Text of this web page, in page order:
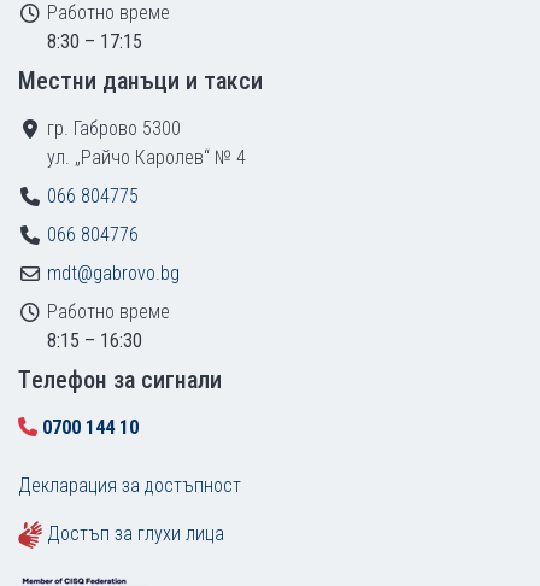
Работно време
8:30 – 17:15
Местни данъци и такси
гр. Габрово 5300
ул. „Райчо Каролев“ № 4
066 804775
066 804776
mdt@gabrovo.bg
Работно време
8:15 – 16:30
Tелефон за сигнали
0700 144 10
Декларация за достъпност
Достъп за глухи лица